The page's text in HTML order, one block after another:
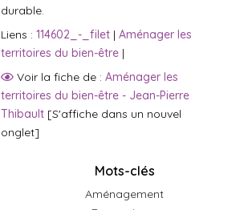
durable.
Liens : 114602_-_filet | Aménager les
territoires du bien-être |
Voir la fiche de : Aménager les
territoires du bien-être - Jean-Pierre
Thibault [S'affiche dans un nouvel
onglet]
Mots-clés
Aménagement